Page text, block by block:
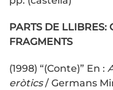
PARTS DE LLIBRES:
FRAGMENTS
(1998) “(Conte)” En :
eròtics/ Germans